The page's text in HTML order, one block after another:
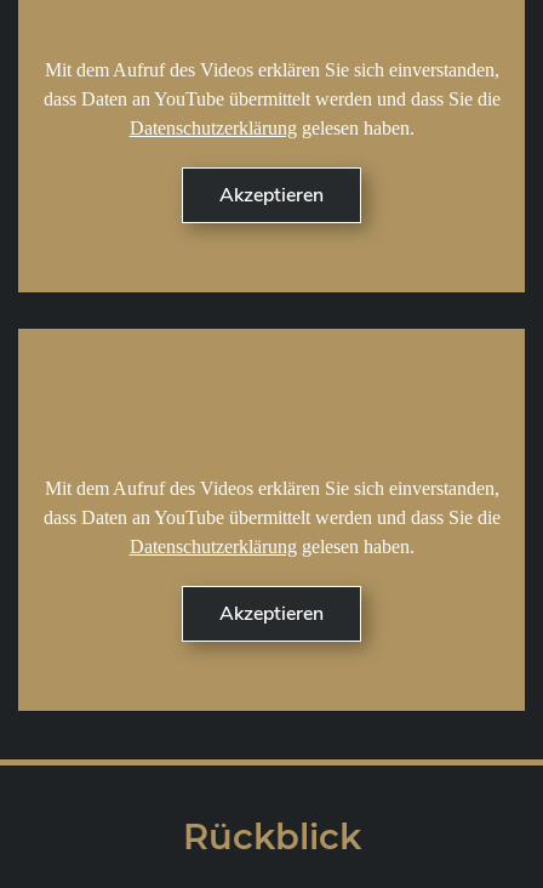
Mit dem Aufruf des Videos erklären Sie sich einverstanden,
dass Daten an YouTube übermittelt werden und dass Sie die
Datenschutzerklärung gelesen haben.
Mit dem Aufruf des Videos erklären Sie sich einverstanden,
dass Daten an YouTube übermittelt werden und dass Sie die
Datenschutzerklärung gelesen haben.
Rückblick